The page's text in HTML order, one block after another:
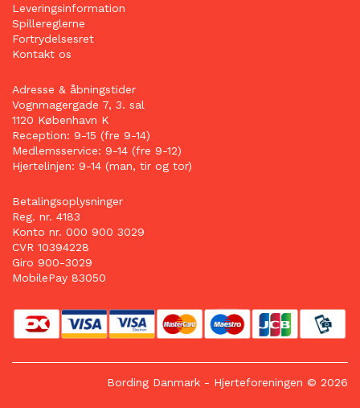
Leveringsinformation
Spillereglerne
Fortrydelsesret
Kontakt os
Adresse & åbningstider
Vognmagergade 7, 3. sal
1120 København K
Reception: 9-15 (fre 9-14)
Medlemsservice: 9-14 (fre 9-12)
Hjertelinjen: 9-14 (man, tir og tor)
Betalingsoplysninger
Reg. nr. 4183
Konto nr. 000 900 3029
CVR 10394228
Giro 900-3029
MobilePay 83050
Bording Danmark - Hjerteforeningen © 2026